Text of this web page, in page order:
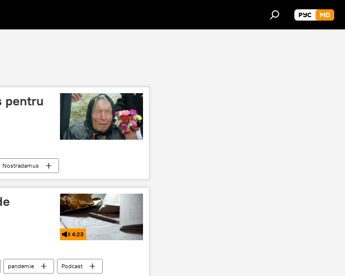
РУС MD
pentru
Nostradamus
4:23
pandemie
Podcast